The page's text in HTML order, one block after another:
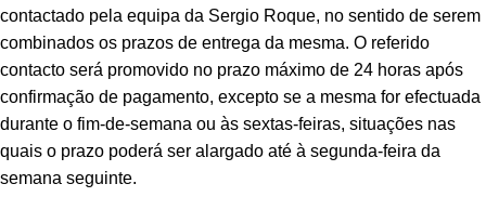
contactado pela equipa da Sergio Roque, no sentido de serem
combinados os prazos de entrega da mesma. O referido
contacto será promovido no prazo máximo de 24 horas após
confirmação de pagamento, excepto se a mesma for efectuada
durante o fim-de-semana ou às sextas-feiras, situações nas
quais o prazo poderá ser alargado até à segunda-feira da
semana seguinte.